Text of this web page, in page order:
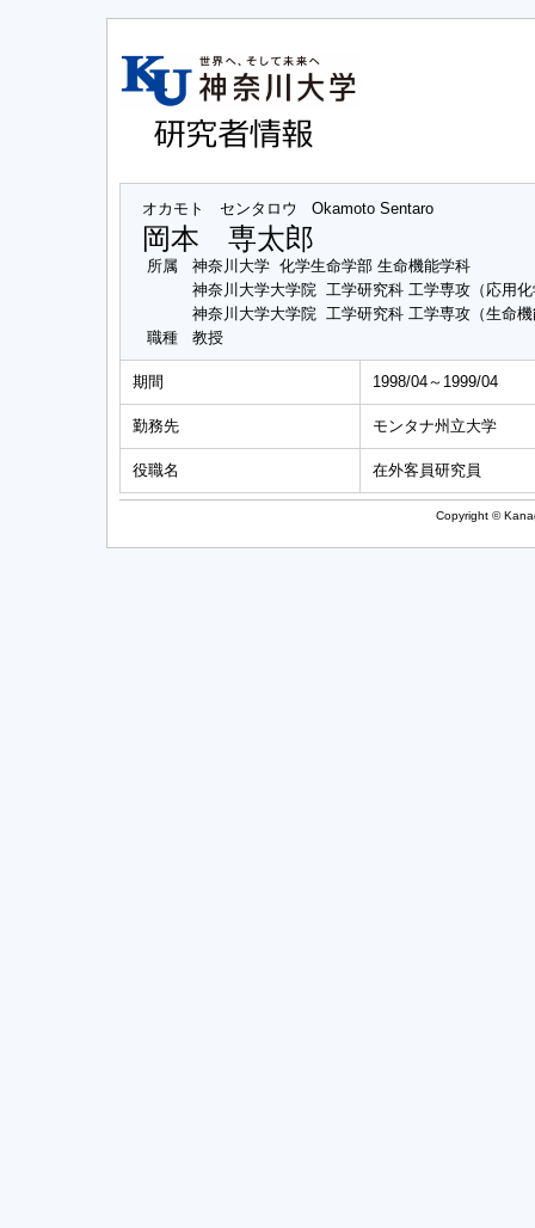
オカモト センタロウ Okamoto Sentaro
岡本 専太郎
所属
神奈川大学 化学生命学部 生命機能学科
神奈川大学大学院 工学研究科 工学専攻（応用
神奈川大学大学院 工学研究科 工学専攻（生命
職種
教授
期間 1998/04～1999/04
勤務先 モンタナ州立大学
役職名 在外客員研究員
Copyright ©